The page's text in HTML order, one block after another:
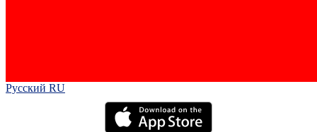
Русский RU‎